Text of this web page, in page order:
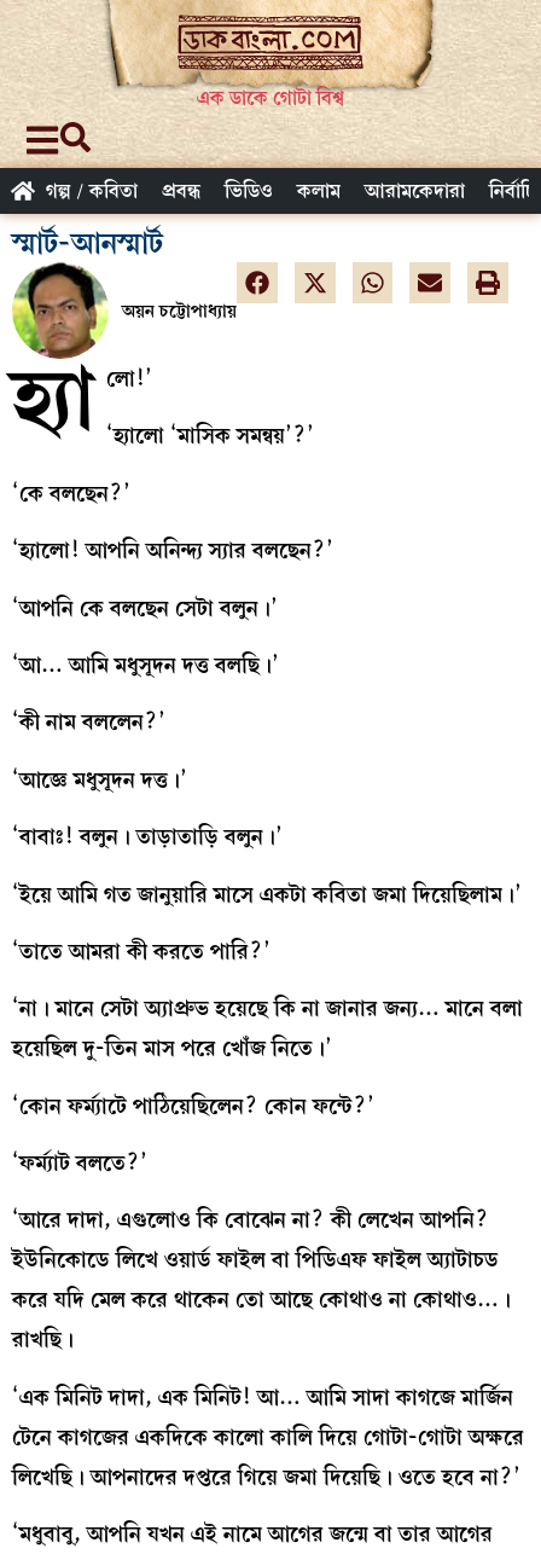
এক ডাকে গোটা বিশ্ব
গল্প / কবিতা প্রবন্ধ ভিডিও কলাম আরামকেদারা
স্মার্ট-আনস্মার্ট
অয়ন চট্টোপাধ্যায়
হ্যা লো!’
‘হ্যালো ‘মাসিক সমন্বয়’?’
‘কে বলছেন?’
‘হ্যালো! আপনি অনিন্দ্য স্যার বলছেন?’
‘আপনি কে বলছেন সেটা বলুন।’
‘আ… আমি মধুসূদন দত্ত বলছি।’
‘কী নাম বললেন?’
‘আজ্ঞে মধুসূদন দত্ত।’
‘বাবাঃ! বলুন। তাড়াতাড়ি বলুন।’
‘ইয়ে আমি গত জানুয়ারি মাসে একটা কবিতা জমা দিয়েছিলাম।’
‘তাতে আমরা কী করতে পারি?’
‘না। মানে সেটা অ্যাপ্রুভ হয়েছে কি না জানার জন্য… মানে বলা
হয়েছিল দু-তিন মাস পরে খোঁজ নিতে।’
‘কোন ফর্ম্যাটে পাঠিয়েছিলেন? কোন ফন্টে?’
‘ফর্ম্যাট বলতে?’
‘আরে দাদা, এগুলোও কি বোঝেন না? কী লেখেন আপনি?
ইউনিকোডে লিখে ওয়ার্ড ফাইল বা পিডিএফ ফাইল অ্যাটাচড
করে যদি মেল করে থাকেন তো আছে কোথাও না কোথাও…।
রাখছি।
‘এক মিনিট দাদা, এক মিনিট! আ… আমি সাদা কাগজে মার্জিন
টেনে কাগজের একদিকে কালো কালি দিয়ে গোটা-গোটা অক্ষরে
লিখেছি। আপনাদের দপ্তরে গিয়ে জমা দিয়েছি। ওতে হবে না?’
‘মধুবাবু, আপনি যখন এই নামে আগের জন্মে বা তার আগের